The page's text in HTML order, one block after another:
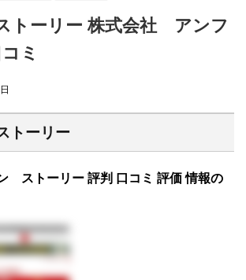
トーリー 株式会社 アンフ
ミ
トーリー
ストーリー 評判 口コミ 評価 情報の